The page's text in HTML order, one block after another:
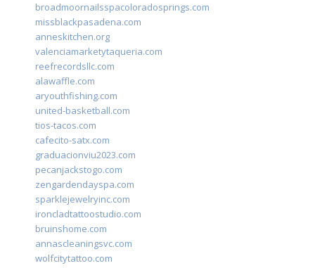
broadmoornailsspacoloradosprings.com
missblackpasadena.com
anneskitchen.org
valenciamarketytaqueria.com
reefrecordsllc.com
alawaffle.com
aryouthfishing.com
united-basketball.com
tios-tacos.com
cafecito-satx.com
graduacionviu2023.com
pecanjackstogo.com
zengardendayspa.com
sparklejewelryinc.com
ironcladtattoostudio.com
bruinshome.com
annascleaningsvc.com
wolfcitytattoo.com